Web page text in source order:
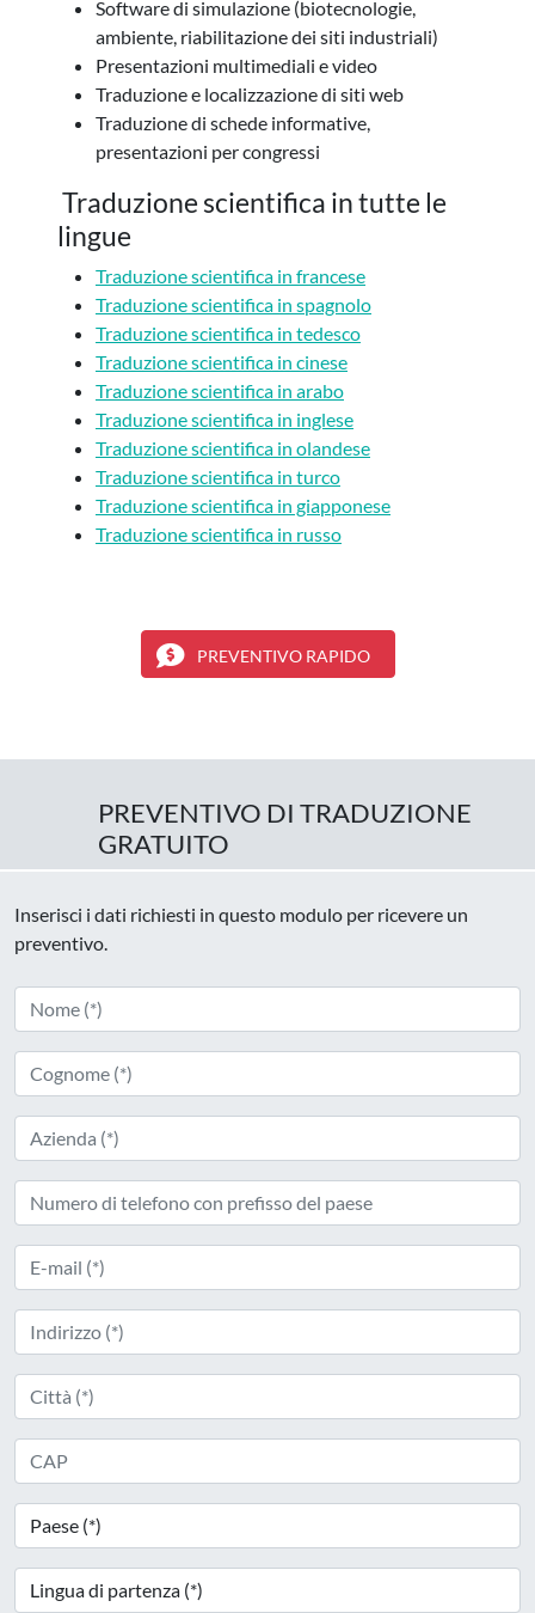
Software di simulazione (biotecnologie,
ambiente, riabilitazione dei siti industriali)
Presentazioni multimediali e video
Traduzione e localizzazione di siti web
Traduzione di schede informative,
presentazioni per congressi
Traduzione scientifica in tutte le
lingue
Traduzione scientifica in francese
Traduzione scientifica in spagnolo
Traduzione scientifica in tedesco
Traduzione scientifica in cinese
Traduzione scientifica in arabo
Traduzione scientifica in inglese
Traduzione scientifica in olandese
Traduzione scientifica in turco
Traduzione scientifica in giapponese
Traduzione scientifica in russo
PREVENTIVO RAPIDO
PREVENTIVO DI TRADUZIONE
GRATUITO
Inserisci i dati richiesti in questo modulo per ricevere un
preventivo.